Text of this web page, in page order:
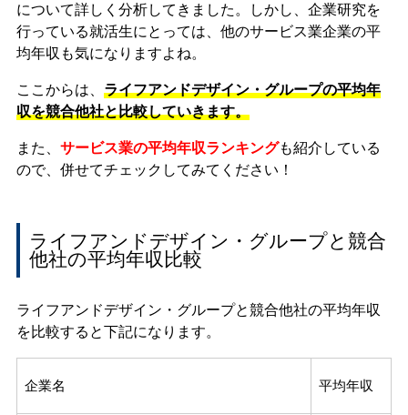
について詳しく分析してきました。しかし、企業研究を
行っている就活生にとっては、他のサービス業企業の平
均年収も気になりますよね。
ここからは、 ライフアンドデザイン・グループの平均年
収を競合他社と比較していきます。
また、 サービス業の平均年収ランキングも紹介している
ので、併せてチェックしてみてください！
ライフアンドデザイン・グループと競合
他社の平均年収比較
ライフアンドデザイン・グループと競合他社の平均年収
を比較すると下記になります。
企業名 平均年収